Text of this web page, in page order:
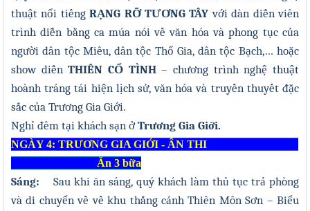
thuật nổi tiếngRẠNG RỠ TƯƠNG TÂY với dàn diễn viên
trình diễn bằng ca múa nói về văn hóa và phong tục của
người dân tộc Miêu, dân tộc Thổ Gia, dân tộc Bạch,… hoặc
show diễnTHIÊN CỔ TÌNH– chương trình nghệ thuật
hoành tráng tái hiện lịch sử, văn hóa và truyền thuyết đặc
sắc của Trương Gia Giới.
Nghỉ đêm tại khách sạn ởTrương Gia Giới.
NGÀY 4: TRƯƠNG GIA GIỚI - ÂN THI
Ăn 3 bữa
Sáng: Sau khi ăn sáng, quý khách làm thủ tục trả phòng
và di chuyển về về khu thắng cảnh Thiên Môn Sơn – Biểu